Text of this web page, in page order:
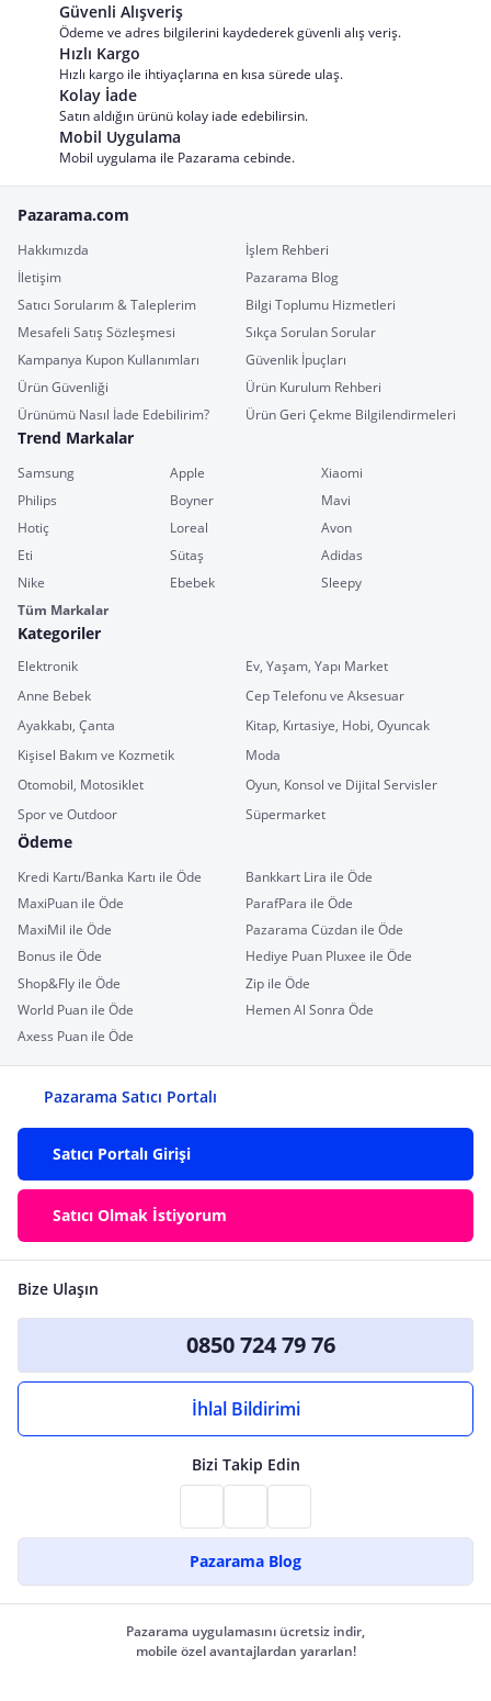
Güvenli Alışveriş
Ödeme ve adres bilgilerini kaydederek güvenli alış veriş.
Hızlı Kargo
Hızlı kargo ile ihtiyaçlarına en kısa sürede ulaş.
Kolay İade
Satın aldığın ürünü kolay iade edebilirsin.
Mobil Uygulama
Mobil uygulama ile Pazarama cebinde.
Pazarama.com
Hakkımızda
İşlem Rehberi
İletişim
Pazarama Blog
Satıcı Sorularım & Taleplerim
Bilgi Toplumu Hizmetleri
Mesafeli Satış Sözleşmesi
Sıkça Sorulan Sorular
Kampanya Kupon Kullanımları
Güvenlik İpuçları
Ürün Güvenliği
Ürün Kurulum Rehberi
Ürünümü Nasıl İade Edebilirim?
Ürün Geri Çekme Bilgilendirmeleri
Trend Markalar
Samsung Apple
Xiaomi
Philips
Boyner
Mavi
Hotiç
Loreal
Avon
Eti
Sütaş
Adidas
Nike
Ebebek
Sleepy
Tüm Markalar
Kategoriler
Elektronik
Ev, Yaşam, Yapı Market
Anne Bebek
Cep Telefonu ve Aksesuar
Ayakkabı, Çanta
Kitap, Kırtasiye, Hobi, Oyuncak
Kişisel Bakım ve Kozmetik
Moda
Otomobil, Motosiklet
Oyun, Konsol ve Dijital Servisler
Spor ve Outdoor
Süpermarket
Ödeme
Kredi Kartı/Banka Kartı ile Öde
Bankkart Lira ile Öde
MaxiPuan ile Öde
ParafPara ile Öde
MaxiMil ile Öde
Pazarama Cüzdan ile Öde
Bonus ile Öde
Hediye Puan Pluxee ile Öde
Shop&Fly ile Öde
Zip ile Öde
World Puan ile Öde
Hemen Al Sonra Öde
Axess Puan ile Öde
Pazarama Satıcı Portalı
Satıcı Portalı Girişi
Satıcı Olmak İstiyorum
Bize Ulaşın
0850 724 79 76
İhlal Bildirimi
Bizi Takip Edin
Pazarama Blog
Pazarama uygulamasını ücretsiz indir,
mobile özel avantajlardan yararlan!